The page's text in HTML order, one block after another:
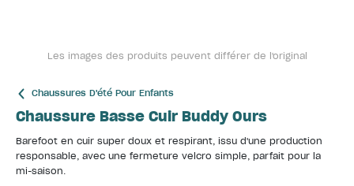
Les images des produits peuvent différer de l'original
Chaussures D'été Pour Enfants
Chaussure Basse Cuir Buddy Ours
Barefoot en cuir super doux et respirant, issu d'une production
responsable, avec une fermeture velcro simple, parfait pour la
mi-saison.